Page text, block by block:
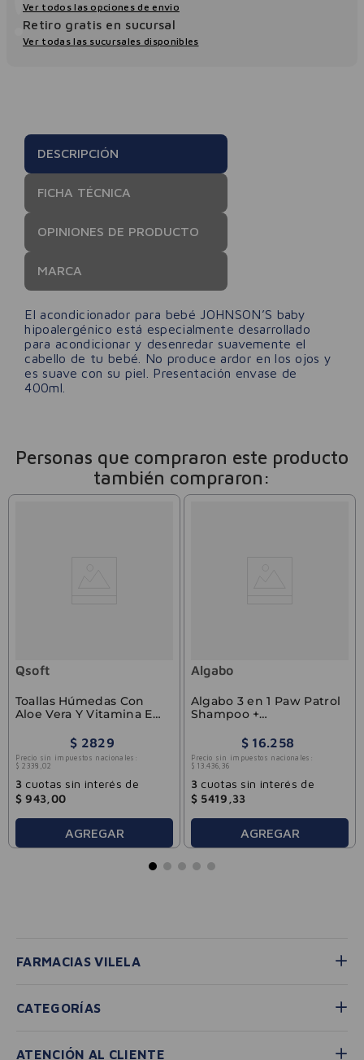
Ver todos las opciones de envio
Retiro gratis en sucursal
Ver todas las sucursales disponibles
DESCRIPCIÓN
FICHA TÉCNICA
OPINIONES DE PRODUCTO
MARCA
El acondicionador para bebé JOHNSON’S baby
hipoalergénico está especialmente desarrollado
para acondicionar y desenredar suavemente el
cabello de tu bebé. No produce ardor en los ojos y
es suave con su piel. Presentación envase de
400ml.
Personas que compraron este producto
también compraron:
Qsoft
Toallas Húmedas Con
Aloe Vera Y Vitamina E
$ 2829
Precio sin impuestos nacionales:
$ 2338 02
3cuotas sin interés de
$ 943 00
AGREGAR
Algabo
Algabo 3 en 1 Paw Patrol
Shampoo +
De Ducha 300ml
$ 16.258
Precio sin impuestos nacionales:
$ 13 .436 36
3cuotas sin interés de
$ 5419 33
AGREGAR
FARMACIAS VILELA
CATEGORÍAS
ATENCIÓN AL CLIENTE